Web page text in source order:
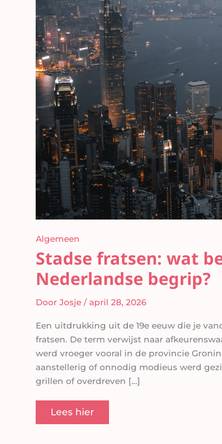
Algemeen
Stadse fratsen: wat
Nederlandse begrip?
Door Josje / april 28, 2026
Een uitdrukking uit de 19e eeuw die je
fratsen. De term verwijst naar
werd vroeger vooral in de provincie
aanstellerig of onnodig modieus werd
grillen of overdreven […]
Lees hier